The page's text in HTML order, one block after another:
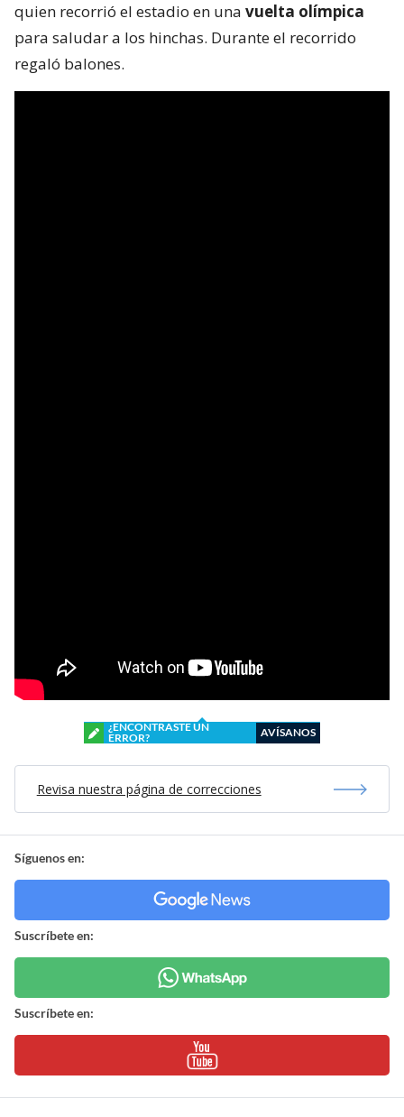
quien recorrió el estadio en una vuelta olímpica
para saludar a los hinchas. Durante el recorrido
regaló balones.
¿ENCONTRASTE UN
ERROR?
AVÍSANOS
Revisa nuestra página de correcciones
Síguenos en:
Suscríbete en:
Suscríbete en: